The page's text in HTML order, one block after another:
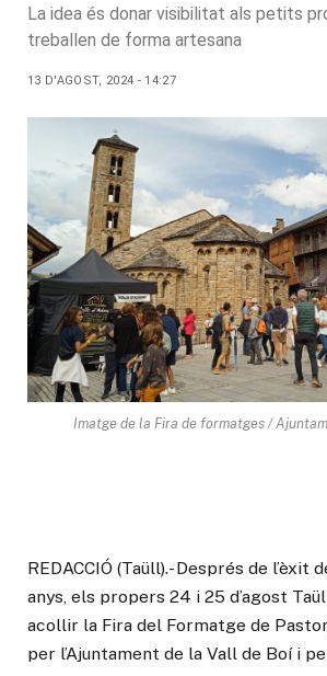
La idea és donar visibilitat als petits
treballen de forma artesana
13 D'AGOST, 2024 - 14:27
Imatge de la Fira de formatges /
REDACCIÓ (Taüll).- Després de l’èxit
anys, els propers 24 i 25 d’agost
acollir la Fira del Formatge de
per l’Ajuntament de la Vall de Boí i